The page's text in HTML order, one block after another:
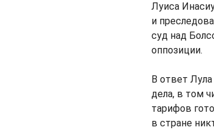
Луиса
и
суд над
оппозиции.
В ответ
дела, в том
тарифов
в стране